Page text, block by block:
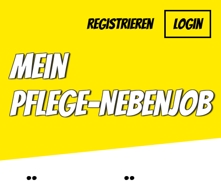
Registrieren Login
Mein
Pflege-Nebenjob